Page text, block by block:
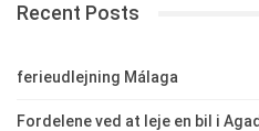
Recent Posts
ferieudlejning Málaga
Fordelene ved at leje en bil i